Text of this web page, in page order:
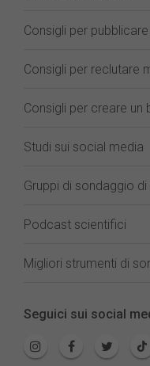
Consigli per
Consigli per reclutare
Consigli per creare un
Studi sui social media
Gruppi di sondaggio
Podcast scientifici
Migliori strumenti di
Seguici sui social